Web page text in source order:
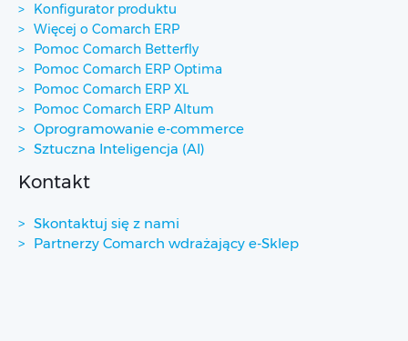
Konfigurator produktu
Więcej o Comarch ERP
Pomoc Comarch Betterfly
Pomoc Comarch ERP Optima
Pomoc Comarch ERP XL
Pomoc Comarch ERP Altum
Oprogramowanie e-commerce
Sztuczna Inteligencja (AI)
Kontakt
Skontaktuj się z nami
Partnerzy Comarch wdrażający e-Sklep